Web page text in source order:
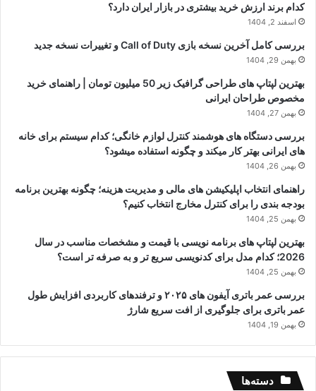
کدام برند ارزش خرید بیشتری در بازار ایران دارد؟
اسفند 2, 1404
بررسی کامل آخرین نسخه بازی Call of Duty و تغییرات نسخه جدید
بهمن 29, 1404
بهترین لپتاپ های طراحی گرافیک زیر 50 میلیون تومان | راهنمای خرید
مخصوص طراحان ایرانی
بهمن 27, 1404
بررسی دستگاه های هوشمند کنترل لوازم خانگی؛ کدام سیستم برای خانه
های ایرانی بهتر کار میکند و چگونه استفاده میشود؟
بهمن 26, 1404
راهنمای انتخاب اپلیکیشن های مالی و مدیریت هزینه؛ چگونه بهترین برنامه
بودجه بندی را برای کنترل مخارج انتخاب کنیم؟
بهمن 25, 1404
بهترین لپتاپ های برنامه نویسی با قیمت و مشخصات مناسب در سال
2026؛ کدام مدل برای کدنویسی سریع تر و به صرفه تر است؟
بهمن 25, 1404
بررسی عمر باتری آیفون های ۲۰۲۵ و ترفندهای کاربردی افزایش طول
عمر باتری برای جلوگیری از افت سریع شارژ
بهمن 19, 1404
دسته‌ها